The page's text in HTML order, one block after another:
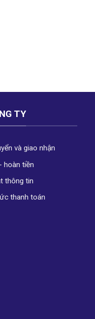
TY
và giao nhận
hoàn tiền
thông tin
thanh toán